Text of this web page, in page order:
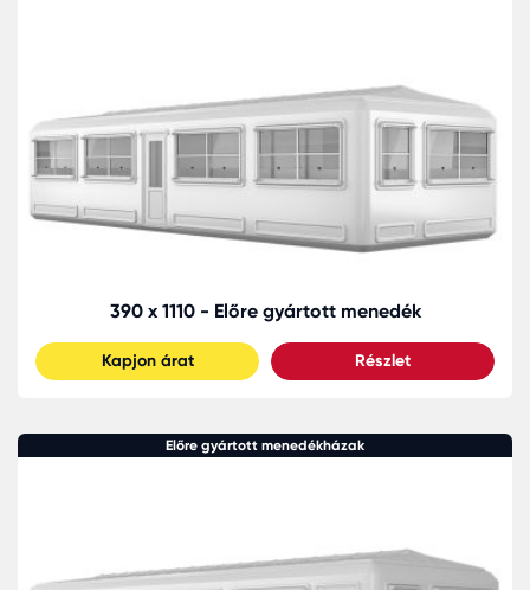
390 x 1110 - Előre gyártott menedék
Kapjon árat Részlet
Előre gyártott menedékházak